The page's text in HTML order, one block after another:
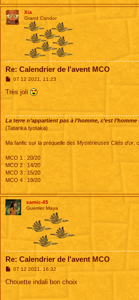
Xia
Grand Condor
Re: Calendrier de l'avent MCO
M
s
07 12 2021, 11:23
Très joli
La terre n’appartient pas à l’homme, c’est
(Tatanka Iyotaka)
Ma fanfic sur la préquelle des Mystérieuses Cités d'or,
MCO 1 : 20/20
MCO 2 : 14/20
MCO 3 : 15/20
MCO 4 : 19/20
samic-45
Guerrier Maya
Re: Calendrier de l'avent MCO
M
s
07 12 2021, 16:32
Chouette indali bon choix